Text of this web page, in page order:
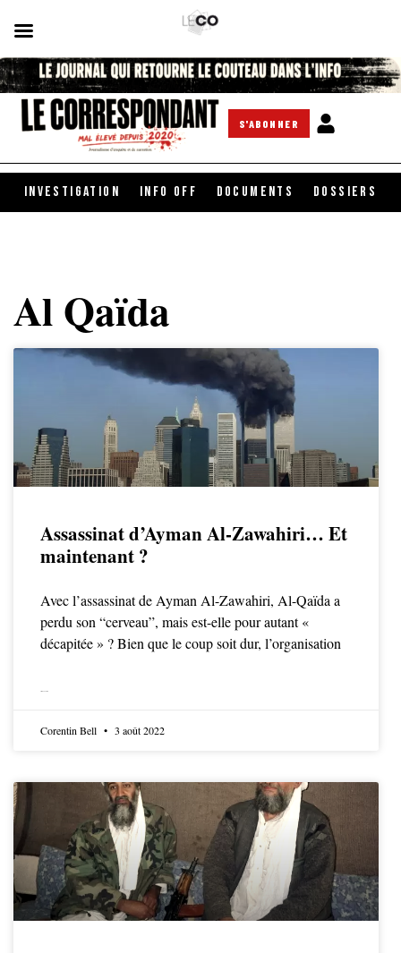
S'ABONNER
INVESTIGATION INFO OFF DOCUMENTS DOSSIERS
Al Qaïda
Assassinat d’Ayman Al-Zawahiri… Et
maintenant ?
Avec l’assassinat de Ayman Al-Zawahiri, Al-Qaïda a
perdu son “cerveau”, mais est-elle pour autant «
décapitée » ? Bien que le coup soit dur, l’organisation
Corentin Bell 3 août 2022